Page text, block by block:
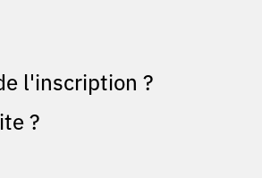
l'inscription ?
?